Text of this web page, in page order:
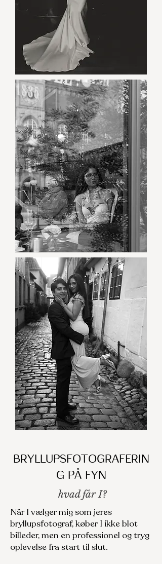
Bryllupsfotograferin
g på Fyn
hvad får I?
Når I vælger mig som jeres
bryllupsfotograf, køber I ikke blot
billeder, men en professionel og tryg
oplevelse fra start til slut.